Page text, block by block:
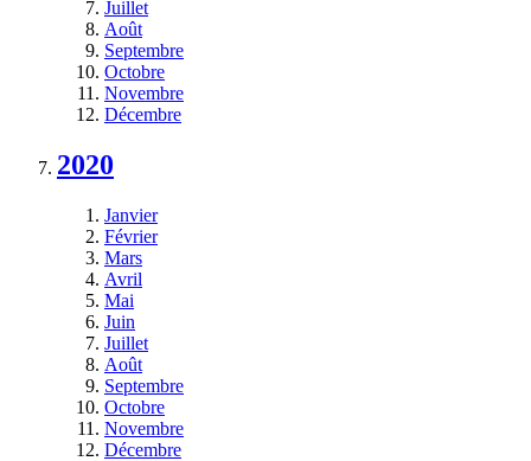
Juillet
Août
Septembre
Octobre
Novembre
Décembre
2020
Janvier
Février
Mars
Avril
Mai
Juin
Juillet
Août
Septembre
Octobre
Novembre
Décembre